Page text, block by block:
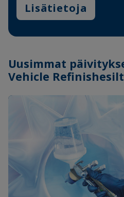
Lisätietoja
Uusimmat
Vehicle